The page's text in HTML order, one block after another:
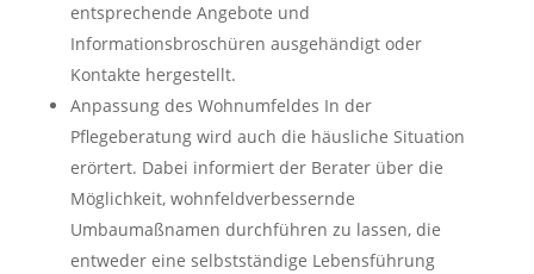
entsprechende Angebote und
Informationsbroschüren ausgehändigt oder
Kontakte hergestellt.
Anpassung des Wohnumfeldes In der
Pflegeberatung wird auch die häusliche Situation
erörtert. Dabei informiert der Berater über die
Möglichkeit, wohnfeldverbessernde
Umbaumaßnamen durchführen zu lassen, die
entweder eine selbstständige Lebensführung